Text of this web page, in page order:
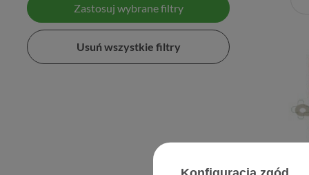
Zastosuj wybrane filtry
Usuń wszystkie filtry